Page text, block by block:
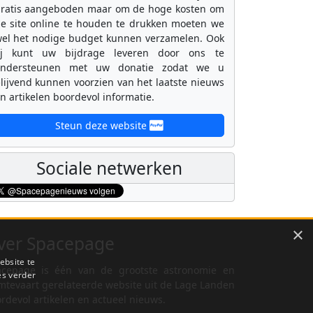
aangeboden maar om de hoge kosten om
site online te houden te drukken moeten we
het nodige budget kunnen verzamelen. Ook
kunt uw bijdrage leveren door ons te
met uw donatie zodat we u
kunnen voorzien van het laatste nieuws
artikelen boordevol informatie.
Steun deze website
Sociale netwerken
is één van de grootste astronomie en
×
te
verder